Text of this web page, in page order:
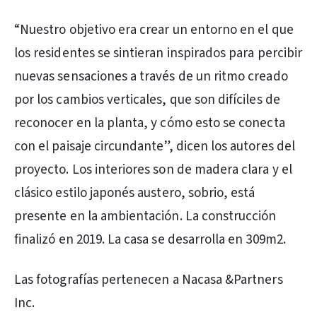
“Nuestro objetivo era crear un entorno en el que
los residentes se sintieran inspirados para percibir
nuevas sensaciones a través de un ritmo creado
por los cambios verticales, que son difíciles de
reconocer en la planta, y cómo esto se conecta
con el paisaje circundante”, dicen los autores del
proyecto. Los interiores son de madera clara y el
clásico estilo japonés austero, sobrio, está
presente en la ambientación. La construcción
finalizó en 2019. La casa se desarrolla en 309m2.
Las fotografías pertenecen a Nacasa &Partners
Inc.